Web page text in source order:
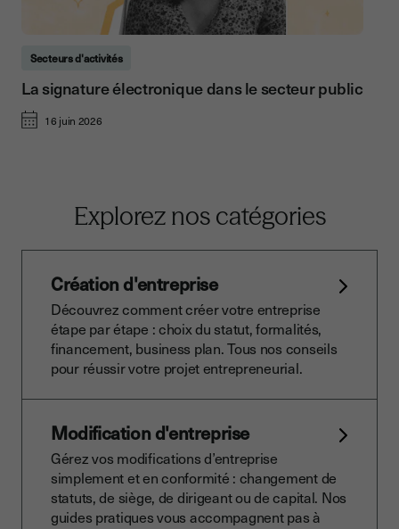
Secteurs d'activités
La signature électronique dans le secteur public
16 juin 2026
Explorez nos catégories
Création d'entreprise
Découvrez comment créer votre entreprise
étape par étape : choix du statut, formalités,
financement, business plan. Tous nos conseils
pour réussir votre projet entrepreneurial.
Modification d'entreprise
Gérez vos modifications d’entreprise
simplement et en conformité : changement de
statuts, de siège, de dirigeant ou de capital. Nos
guides pratiques vous accompagnent pas à